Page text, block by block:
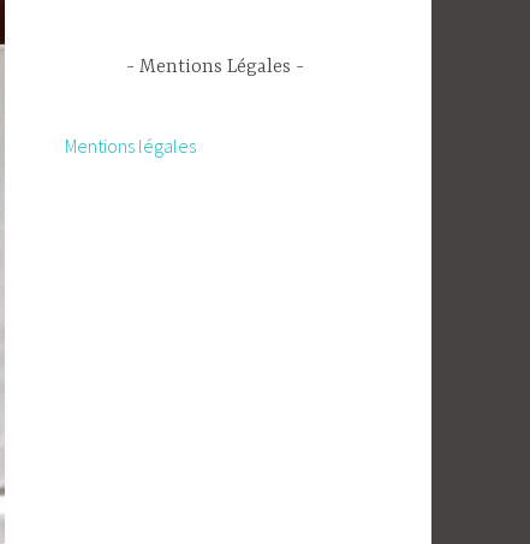
- Mentions Légales -
Mentions légales